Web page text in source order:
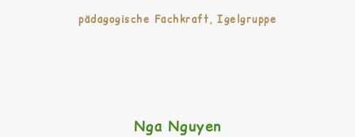
pädagogische Fachkraft, Igelgruppe
Nga Nguyen